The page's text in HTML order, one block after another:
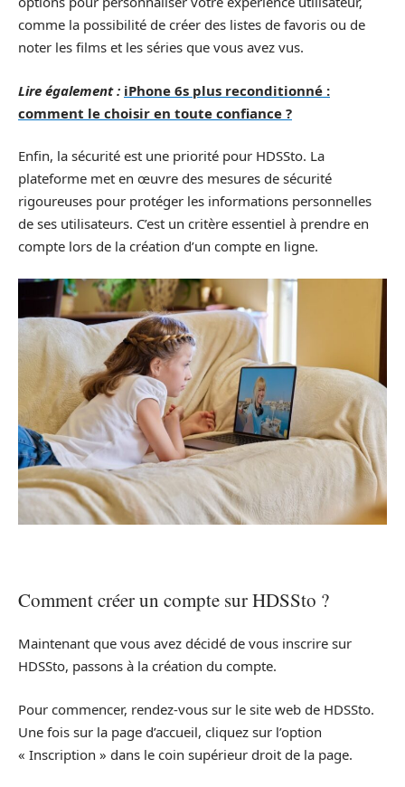
comme la possibilité de créer des listes de favoris ou de
noter les films et les séries que vous avez vus.
Lire également : iPhone 6s plus reconditionné :
comment le choisir en toute confiance ?
Enfin, la sécurité est une priorité pour HDSSto. La
plateforme met en œuvre des mesures de sécurité
rigoureuses pour protéger les informations personnelles
de ses utilisateurs. C’est un critère essentiel à prendre en
compte lors de la création d’un compte en ligne.
Comment créer un compte sur HDSSto ?
Maintenant que vous avez décidé de vous inscrire sur
HDSSto, passons à la création du compte.
Pour commencer, rendez-vous sur le site web de HDSSto.
Une fois sur la page d’accueil, cliquez sur l’option
« Inscription » dans le coin supérieur droit de la page.